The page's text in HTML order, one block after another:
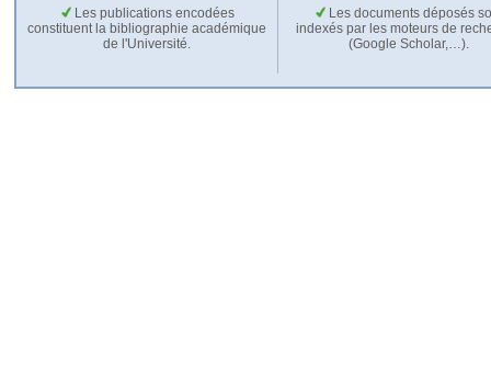
Les publications encodées
constituent la bibliographie académique
de l'Université.
Les documents déposés
indexés par les moteurs de
(Google Scholar,…).